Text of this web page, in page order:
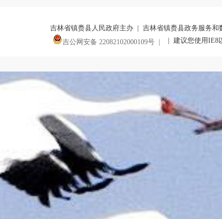
吉林省镇赉县人民政府主办 | 吉林省镇赉县政务服务
吉公网安备 22082102000109号 |
| 建议您使用IE8